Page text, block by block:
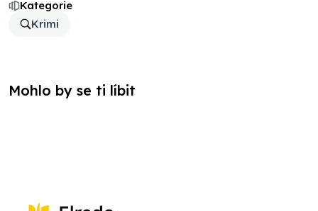
Kategorie
Krimi
Mohlo by se ti líbit